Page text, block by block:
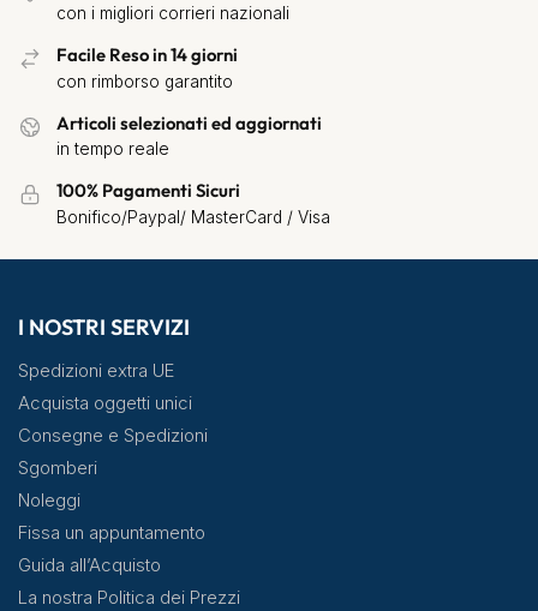
con i migliori corrieri nazionali
Facile Reso in 14 giorni
con rimborso garantito
Articoli selezionati ed aggiornati
in tempo reale
100% Pagamenti Sicuri
Bonifico/Paypal/ MasterCard / Visa
I NOSTRI SERVIZI
Spedizioni extra UE
Acquista oggetti unici
Consegne e Spedizioni
Sgomberi
Noleggi
Fissa un appuntamento
Guida all’Acquisto
La nostra Politica dei Prezzi